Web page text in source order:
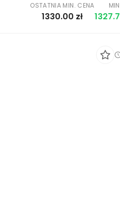
OSTATNIA MIN. CENA
1330.00 zł
MIN